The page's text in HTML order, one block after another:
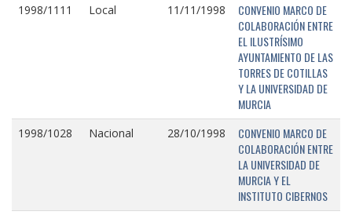
1998/1111 Local 11/11/1998
CONVENIO MARCO DE
COLABORACIÓN ENTRE
EL ILUSTRÍSIMO
AYUNTAMIENTO DE LAS
TORRES DE COTILLAS
Y LA UNIVERSIDAD DE
MURCIA
1998/1028 Nacional 28/10/1998
CONVENIO MARCO DE
COLABORACIÓN ENTRE
LA UNIVERSIDAD DE
MURCIA Y EL
INSTITUTO CIBERNOS